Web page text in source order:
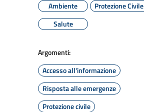
Ambiente
Protezione Civile
Salute
Argomenti:
Accesso all'informazione
Risposta alle emergenze
Protezione civile